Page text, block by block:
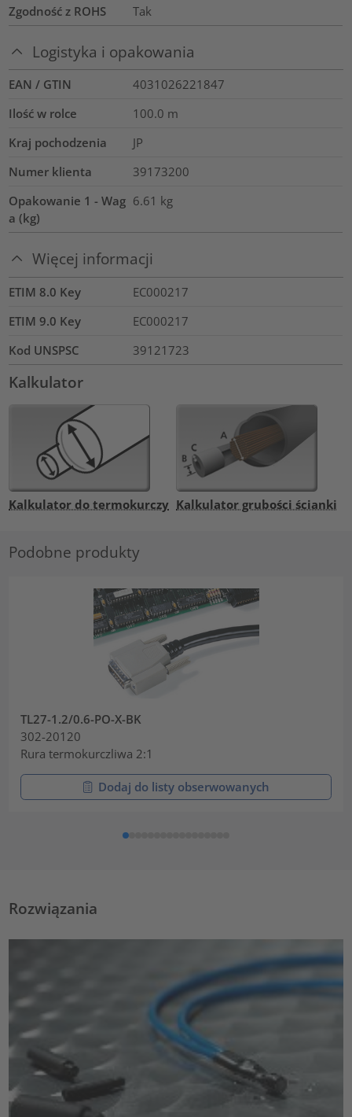
Zgodność z ROHS Tak
Logistyka i opakowania
EAN / GTIN
4031026221847
Ilość w rolce
100.0 m
Kraj pochodzenia
JP
Numer klienta
39173200
Opakowanie 1 - Wag
a (kg)
6.61 kg
Więcej informacji
ETIM 8.0 Key
EC000217
ETIM 9.0 Key
EC000217
Kod UNSPSC
39121723
Kalkulator
Kalkulator do termokurczy Kalkulator grubości ścianki
Podobne produkty
TL27-1.2/0.6-PO-X-BK
302-20120
Rura termokurczliwa 2:1
Dodaj do listy obserwowanych
Rozwiązania